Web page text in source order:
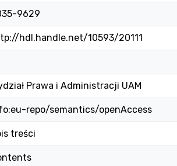
9629
hdl.handle.net/10593/20111
Prawa i Administracji UAM
repo/semantics/openAccess
treści